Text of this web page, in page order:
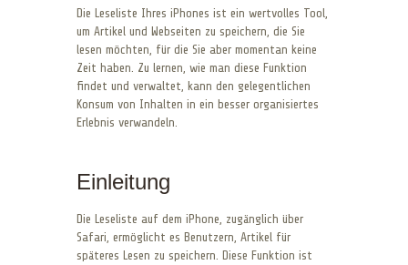
Die Leseliste Ihres iPhones ist ein wertvolles Tool,
um Artikel und Webseiten zu speichern, die Sie
lesen möchten, für die Sie aber momentan keine
Zeit haben. Zu lernen, wie man diese Funktion
findet und verwaltet, kann den gelegentlichen
Konsum von Inhalten in ein besser organisiertes
Erlebnis verwandeln.
Einleitung
Die Leseliste auf dem iPhone, zugänglich über
Safari, ermöglicht es Benutzern, Artikel für
späteres Lesen zu speichern. Diese Funktion ist